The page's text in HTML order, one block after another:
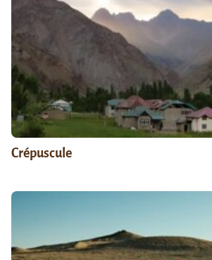
Crépuscule